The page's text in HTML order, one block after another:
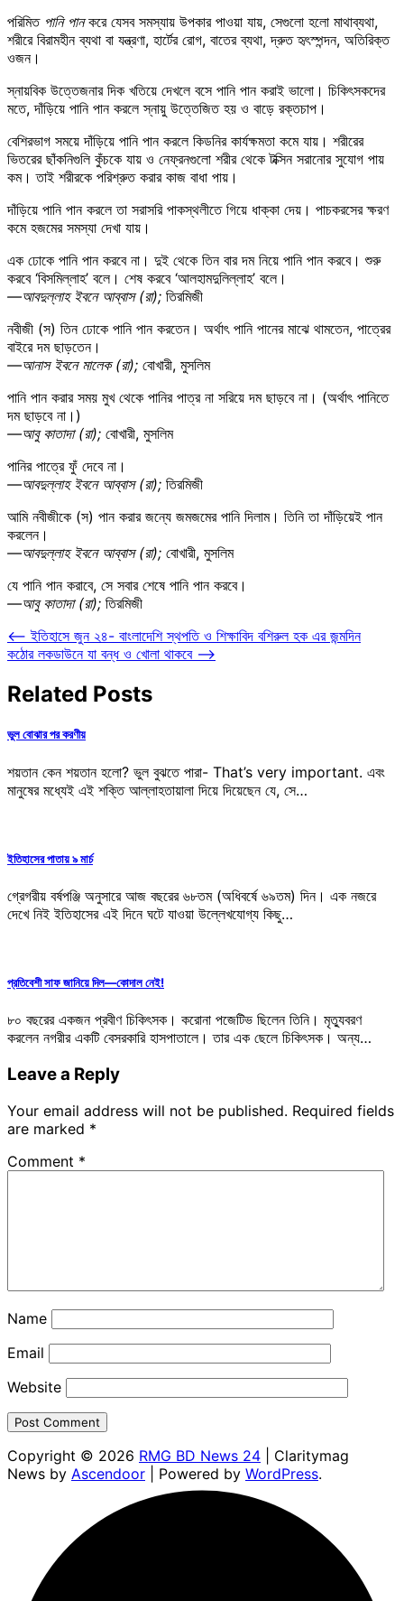
পরিমিত পানি পানকরে যেসব সমস্যায় উপকার পাওয়া যায়, সেগুলো হলো মাথাব্যথা,
শরীরে বিরামহীন ব্যথা বা যন্ত্রণা, হার্টের রোগ, বাতের ব্যথা, দ্রুত হৃৎস্পন্দন, অতিরিক্ত
ওজন।
স্নায়বিক উত্তেজনার দিক খতিয়ে দেখলে বসে পানি পান করাই ভালো। চিকিৎসকদের
মতে, দাঁড়িয়ে পানি পান করলে স্নায়ু উত্তেজিত হয় ও বাড়ে রক্তচাপ।
বেশিরভাগ সময়ে দাঁড়িয়ে পানি পান করলে কিডনির কার্যক্ষমতা কমে যায়। শরীরের
ভিতরের ছাঁকনিগুলি কুঁচকে যায় ও নেফ্রনগুলো শরীর থেকে টক্সিন সরানোর সুযোগ পায়
কম। তাই শরীরকে পরিশ্রুত করার কাজ বাধা পায়।
দাঁড়িয়ে পানি পান করলে তা সরাসরি পাকস্থলীতে গিয়ে ধাক্কা দেয়। পাচকরসের ক্ষরণ
কমে হজমের সমস্যা দেখা যায়।
এক ঢোকে পানি পান করবে না। দুই থেকে তিন বার দম নিয়ে পানি পান করবে। শুরু
করবে ‘বিসমিল্লাহ’ বলে। শেষ করবে ‘আলহামদুলিল্লাহ’ বলে।
—আবদুল্লাহ ইবনে আব্বাস (রা); তিরমিজী
নবীজী (স) তিন ঢোকে পানি পান করতেন। অর্থাৎ পানি পানের মাঝে থামতেন, পাত্রের
বাইরে দম ছাড়তেন।
—আনাস ইবনে মালেক (রা); বোখারী, মুসলিম
পানি পান করার সময় মুখ থেকে পানির পাত্র না সরিয়ে দম ছাড়বে না। (অর্থাৎ পানিতে
দম ছাড়বে না।)
—আবু কাতাদা (রা); বোখারী, মুসলিম
পানির পাত্রে ফুঁ দেবে না।
—আবদুল্লাহ ইবনে আব্বাস (রা); তিরমিজী
আমি নবীজীকে (স) পান করার জন্যে জমজমের পানি দিলাম। তিনি তা দাঁড়িয়েই পান
করলেন।
—আবদুল্লাহ ইবনে আব্বাস (রা); বোখারী, মুসলিম
যে পানি পান করাবে, সে সবার শেষে পানি পান করবে।
—আবু কাতাদা (রা); তিরমিজী
Post
navigation
⟵ ইতিহাসে জুন ২৪- বাংলাদেশি স্থপতি ও শিক্ষাবিদ বশিরুল হক এর জন্মদিন
কঠোর লকডাউনে যা বন্ধ ও খোলা থাকবে ⟶
Related Posts
ভুল বোঝার পর করণীয়
শয়তান কেন শয়তান হলো? ভুল বুঝতে পারা- That’s very important. এবং
মানুষের মধ্যেই এই শক্তি আল্লাহতায়ালা দিয়ে দিয়েছেন যে, সে…
ইতিহাসের পাতায় ৯ মার্চ
গ্রেগরীয় বর্ষপঞ্জি অনুসারে আজ বছরের ৬৮তম (অধিবর্ষে ৬৯তম) দিন। এক নজরে
দেখে নিই ইতিহাসের এই দিনে ঘটে যাওয়া উল্লেখযোগ্য কিছু…
প্রতিবেশী সাফ জানিয়ে দিল—কোদাল নেই!
৮০ বছরের একজন প্রবীণ চিকিৎসক। করোনা পজেটিভ ছিলেন তিনি। মৃত্যুবরণ
করলেন নগরীর একটি বেসরকারি হাসপাতালে। তার এক ছেলে চিকিৎসক। অন্য…
Leave a Reply
Your email address will not be published. Required fields
are marked *
Comment *
Name
Email
Website
Copyright © 2026 RMG BD News 24 | Claritymag
News by Ascendoor | Powered by WordPress.